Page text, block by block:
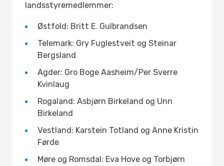
landsstyremedlemmer:
Østfold: Britt E. Gulbrandsen
Telemark: Gry Fuglestveit og Steinar
Bergsland
Agder: Gro Boge Aasheim/Per Sverre
Kvinlaug
Rogaland: Asbjørn Birkeland og Unn
Birkeland
Vestland: Karstein Totland og Anne Kristin
Førde
Møre og Romsdal: Eva Hove og Torbjørn